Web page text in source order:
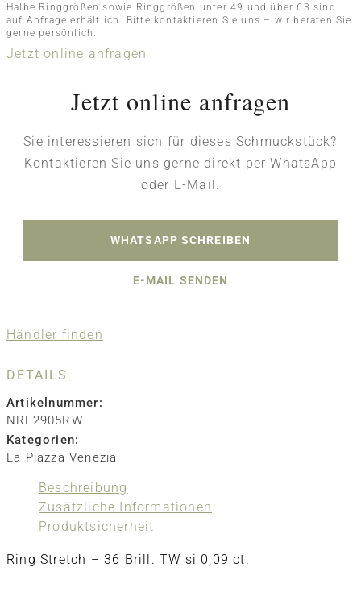
Halbe Ringgrößen sowie Ringgrößen unter 49 und über 63 sind
auf Anfrage erhältlich. Bitte kontaktieren Sie uns – wir beraten Sie
gerne persönlich.
Jetzt online anfragen
Jetzt online anfragen
Sie interessieren sich für dieses Schmuckstück?
Kontaktieren Sie uns gerne direkt per WhatsApp
oder E-Mail.
WHATSAPP SCHREIBEN
E-MAIL SENDEN
Händler finden
DETAILS
Artikelnummer:
NRF2905RW
Kategorien:
La Piazza Venezia
Beschreibung
Zusätzliche Informationen
Produktsicherheit
Ring Stretch – 36 Brill. TW si 0,09 ct.